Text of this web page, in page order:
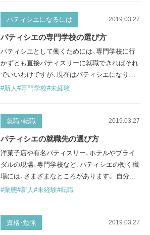
秋は涼しくなってケーキが売れ始めるため、売
す。 繁忙期に入ると、パティシエ達は連日夜遅
くまで働きます。普段から朝早くか…
パティシエになるには 2019.03.27
パティシエの専門学校の選び方
パティシエとして働くためには、専門学校に行
かずとも直接パティスリーに就職できればそれ
でいいわけですが、現在はパティシエになりた
い人が増えているので、競争率も高くなってい
が学べるので就職に有利だったりすることもあ
く一体どこが良いのか迷うかもしれません。こ
こでは、専門学校の選び方について説明…
#新人 #専門学校#未経験
就職・転職 2019.03.27
パティシエの就職先の選び方
洋菓子店や有名パティスリー、ホテルやブライ
ダルの現場、専門学校など、パティシエの働く職
場には、さまざまなところがあります。 自分が
どんな場所で働きたいか、またどんな業態が向
いて見ていきましょう。 洋菓子店、パティスリ
#業態#新人 #未経験#転職
資格・勉強 2019.03.27